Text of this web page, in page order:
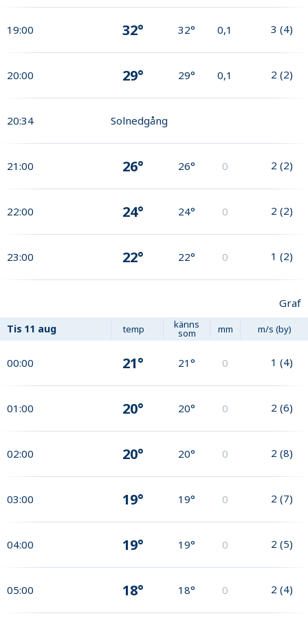
19:00 32° 32° 0,1 3 (4)
20:00 29° 29° 0,1 2 (2)
20:34 Solnedgång
21:00 26° 26° 0 2 (2)
22:00 24° 24° 0 2 (2)
23:00 22° 22° 0 1 (2)
Graf
Tis 11 aug temp känns
som mm m/s (by)
00:00 21° 21° 0 1 (4)
01:00 20° 20° 0 2 (6)
02:00 20° 20° 0 2 (8)
03:00 19° 19° 0 2 (7)
04:00 19° 19° 0 2 (5)
05:00 18° 18° 0 2 (4)